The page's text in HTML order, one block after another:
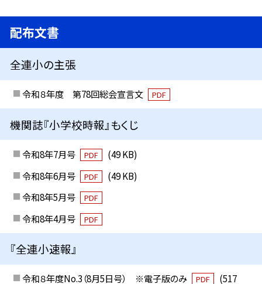
配布文書
全連小の主張
令和８年度 第78回総会宣言文 PDF
機関誌『小学校時報』もくじ
令和8年7月号 PDF
(49 KB)
令和8年6月号
PDF
(49 KB)
令和8年5月号
PDF
令和8年4月号 PDF
『全連小速報』
令和８年度No.3（8月5日号） ※電子版のみ PDF
(517